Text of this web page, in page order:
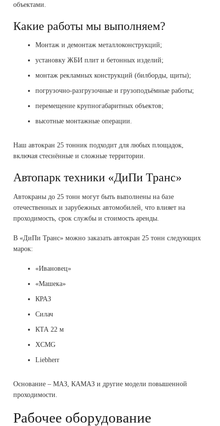
объектами.
Какие работы мы выполняем?
Монтаж и демонтаж металлоконструкций;
установку ЖБИ плит и бетонных изделий;
монтаж рекламных конструкций (билборды, щиты);
погрузочно-разгрузочные и грузоподъёмные работы;
перемещение крупногабаритных объектов;
высотные монтажные операции.
Наш автокран 25 тонник подходит для любых площадок,
включая стеснённые и сложные территории.
Автопарк техники «ДиПи Транс»
Автокраны до 25 тонн могут быть выполнены на базе
отечественных и зарубежных автомобилей, что влияет на
проходимость, срок службы и стоимость аренды.
В «ДиПи Транс» можно заказать автокран 25 тонн следующих
марок:
«Ивановец»
«Машека»
КРАЗ
Силач
КТА 22 м
XCMG
Liebherr
Основание – МАЗ, КАМАЗ и другие модели повышенной
проходимости.
Рабочее оборудование